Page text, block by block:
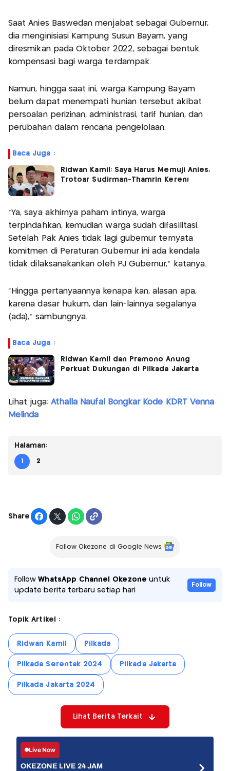
Saat Anies Baswedan menjabat sebagai Gubernur,
dia menginisiasi Kampung Susun Bayam, yang
diresmikan pada Oktober 2022, sebagai bentuk
kompensasi bagi warga terdampak.
Namun, hingga saat ini, warga Kampung Bayam
belum dapat menempati hunian tersebut akibat
persoalan perizinan, administrasi, tarif hunian, dan
perubahan dalam rencana pengelolaan.
Baca Juga :
Ridwan Kamil: Saya Harus Memuji Anies,
Trotoar Sudirman-Thamrin Keren!
"Ya, saya akhirnya paham intinya, warga
terpindahkan, kemudian warga sudah difasilitasi.
Setelah Pak Anies tidak lagi gubernur ternyata
komitmen di Peraturan Gubernur ini ada kendala
tidak dilaksanakankan oleh PJ Gubernur," katanya.
"Hingga pertanyaannya kenapa kan, alasan apa,
karena dasar hukum, dan lain-lainnya segalanya
(ada)," sambungnya.
Baca Juga :
Ridwan Kamil dan Pramono Anung
Perkuat Dukungan di Pilkada Jakarta
Lihat juga: Athalla Naufal Bongkar Kode KDRT Venna
Melinda
Halaman:
1 2
Share
Follow Okezone di Google News
FollowWhatsApp Channel Okezone untuk
update berita terbaru setiap hari
Follow
Topik Artikel :
Ridwan Kamil Pilkada
Pilkada Serentak 2024 Pilkada Jakarta
Pilkada Jakarta 2024
Lihat Berita Terkait
Live Now
OKEZONE LIVE 24 JAM